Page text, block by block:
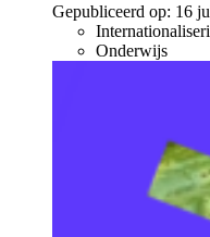
Gepubliceerd op: 16
Onderwijs